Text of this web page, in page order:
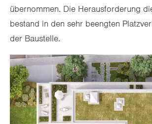
übernommen. Die Herausforderung
bestand in den sehr beengten
der Baustelle.